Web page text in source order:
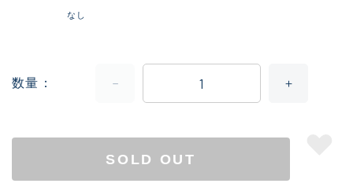
なし
数量
SOLD OUT